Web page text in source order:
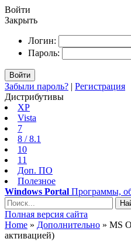
Войти
Закрыть
Логин:
Пароль:
Войти
Забыли пароль? | Регистрация
Дистрибутивы
XP
Vista
7
8 / 8.1
10
11
Доп. ПО
Полезное
Windows Portal Программы,
Полная версия сайта
Home » Дополнительно » MS
активацией)